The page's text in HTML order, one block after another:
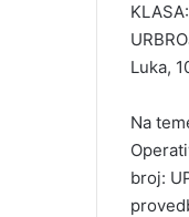
Luka,
Na
broj: